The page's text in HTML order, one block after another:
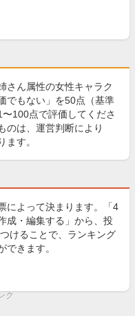
さん属性の女性キャラク
でもない」を50点（基準
100点で評価してくださ
のは、運営判断により
ます。
によって決まります。「4
成・編集する」から、投
けることで、ランキング
きます。
ク